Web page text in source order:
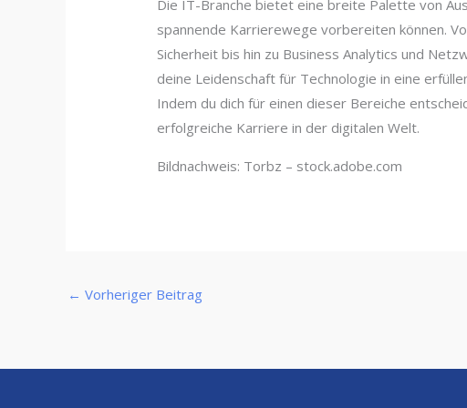
Die IT-Branche bietet eine breite Palette von
spannende Karrierewege vorbereiten können.
Sicherheit bis hin zu Business Analytics und
deine Leidenschaft für Technologie in eine
Indem du dich für einen dieser Bereiche
erfolgreiche Karriere in der digitalen Welt.
Bildnachweis: Torbz – stock.adobe.com
← Vorheriger Beitrag